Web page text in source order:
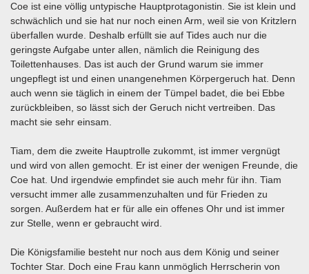
Coe ist eine völlig untypische Hauptprotagonistin. Sie ist klein und
schwächlich und sie hat nur noch einen Arm, weil sie von Kritzlern
überfallen wurde. Deshalb erfüllt sie auf Tides auch nur die
geringste Aufgabe unter allen, nämlich die Reinigung des
Toilettenhauses. Das ist auch der Grund warum sie immer
ungepflegt ist und einen unangenehmen Körpergeruch hat. Denn
auch wenn sie täglich in einem der Tümpel badet, die bei Ebbe
zurückbleiben, so lässt sich der Geruch nicht vertreiben. Das
macht sie sehr einsam.
Tiam, dem die zweite Hauptrolle zukommt, ist immer vergnügt
und wird von allen gemocht. Er ist einer der wenigen Freunde, die
Coe hat. Und irgendwie empfindet sie auch mehr für ihn. Tiam
versucht immer alle zusammenzuhalten und für Frieden zu
sorgen. Außerdem hat er für alle ein offenes Ohr und ist immer
zur Stelle, wenn er gebraucht wird.
Die Königsfamilie besteht nur noch aus dem König und seiner
Tochter Star. Doch eine Frau kann unmöglich Herrscherin von